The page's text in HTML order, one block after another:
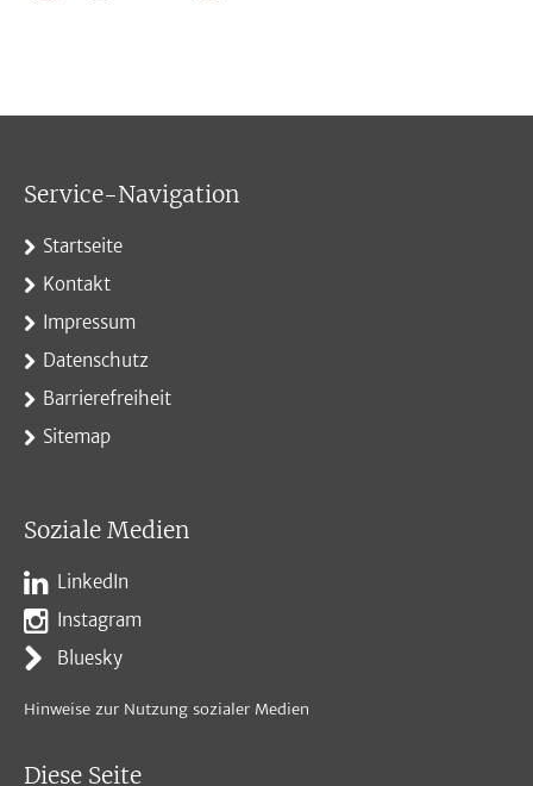
Service-Navigation
Startseite
Kontakt
Impressum
Datenschutz
Barrierefreiheit
Sitemap
Soziale Medien
LinkedIn
Instagram
Bluesky
Hinweise zur Nutzung sozialer Medien
Diese Seite